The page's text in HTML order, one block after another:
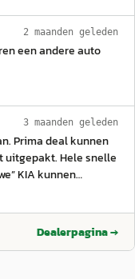
2 maanden geleden
een andere auto
3 maanden geleden
Prima deal kunnen
Hele snelle
KIA kunnen
als dank voor
service.Dealerpagina →